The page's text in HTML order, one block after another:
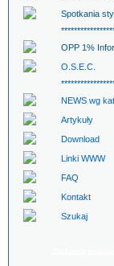
Spotkania
OPP 1%
O.S.E.C.
NEWS wg
Artykuły
Download
Linki WWW
FAQ
Kontakt
Szukaj